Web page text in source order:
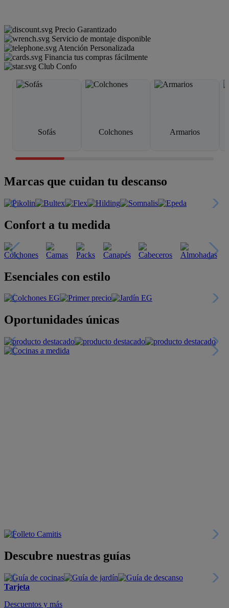
Precio Garantizado
Servicio de montaje disponible
Atención Personalizada
Financia tus compras fácilmente
Club Confo
Sofás Colchones Armarios
Marcas que cuidan tu descanso
Confort a tu medida
Esenciales con estilo
Oportunidades únicas
Descubre nuestras guías
Tarjeta
Descuentos y más